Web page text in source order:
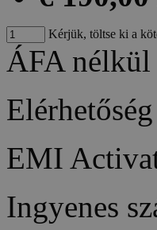
Kérjük, töltse ki a
ÁFA nélkül
Elérhetőség
EMI
Ingyenes